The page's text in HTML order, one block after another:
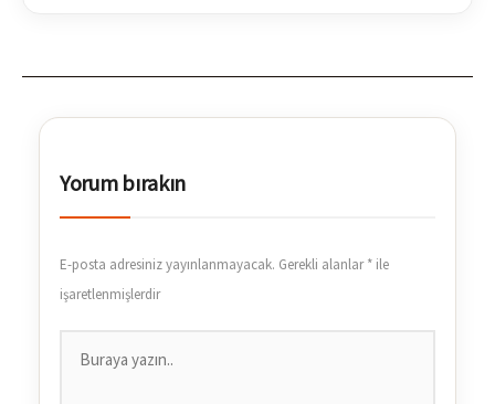
Yorum bırakın
E-posta adresiniz yayınlanmayacak. Gerekli alanlar* ile
işaretlenmişlerdir